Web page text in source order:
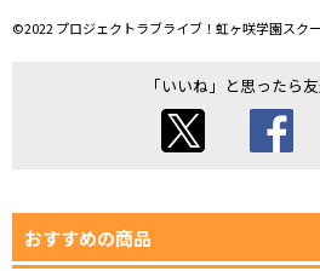
©2022 プロジェクトラブライブ！虹ヶ咲学園スク
「いいね」と思ったら
おすすめの商品